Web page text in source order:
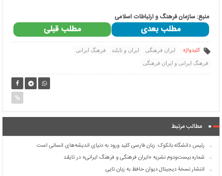
منبع: سازمان فرهنگ و ارتباطات اسلامی
مطلب قبلی مطلب بعدی
کلیدواژه : ایران فرهنگی ایران و تایلند فرهنگ ایرانی
فرهنگ ایرانی و ایران فرهنگی
مطالب مرتبط
رئیس دانشگاه بانکوک: زبان فارسی کلید ورود به دنیای اندیشه‌های انسانی است
شماره‌ بیست‌ودوم نشریه «ایران فرهنگی و فرهنگ ایرانی» در تایلند
انتشار نسخۀ دیجیتال دیوان حافظ به زبان تایی